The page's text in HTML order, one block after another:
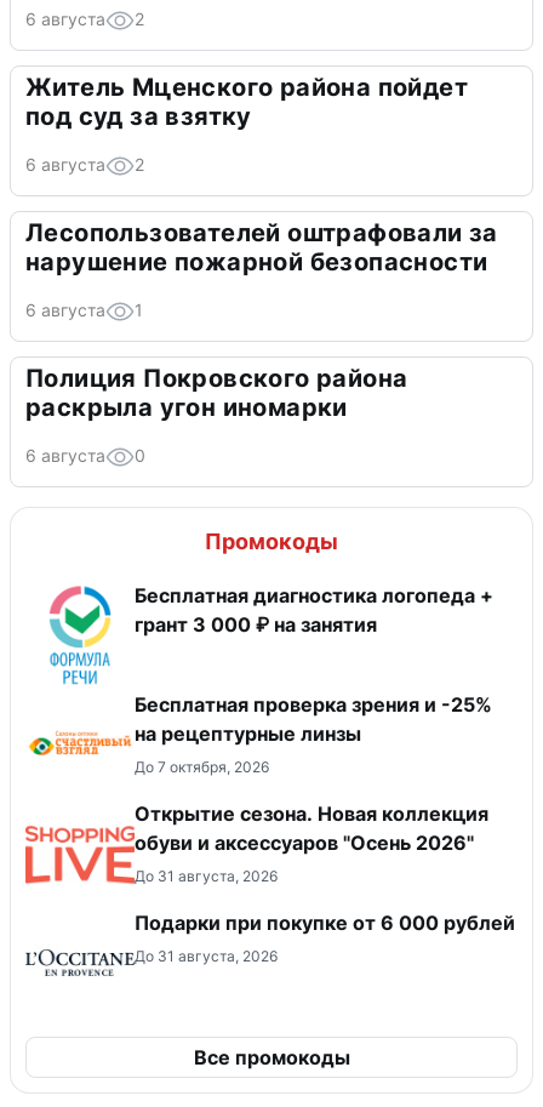
6 августа 2
Житель Мценского района пойдет
под суд за взятку
6 августа 2
Лесопользователей оштрафовали за
нарушение пожарной безопасности
6 августа 1
Полиция Покровского района
раскрыла угон иномарки
6 августа 0
Промокоды
Бесплатная диагностика логопеда +
грант 3 000 ₽ на занятия
Бесплатная проверка зрения и -25%
на рецептурные линзы
До 7 октября, 2026
Открытие сезона. Новая коллекция
обуви и аксессуаров "Осень 2026"
До 31 августа, 2026
Подарки при покупке от 6 000 рублей
До 31 августа, 2026
Все промокоды